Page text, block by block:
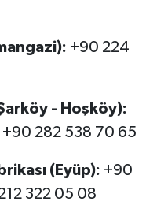
+90 224
- Hoşköy):
282 538 70 65
(Eyüp): +90
322 05 08